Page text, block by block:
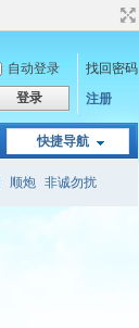
自动登录
找回密码
登录 注册
快捷导航
顺炮 非诚勿扰